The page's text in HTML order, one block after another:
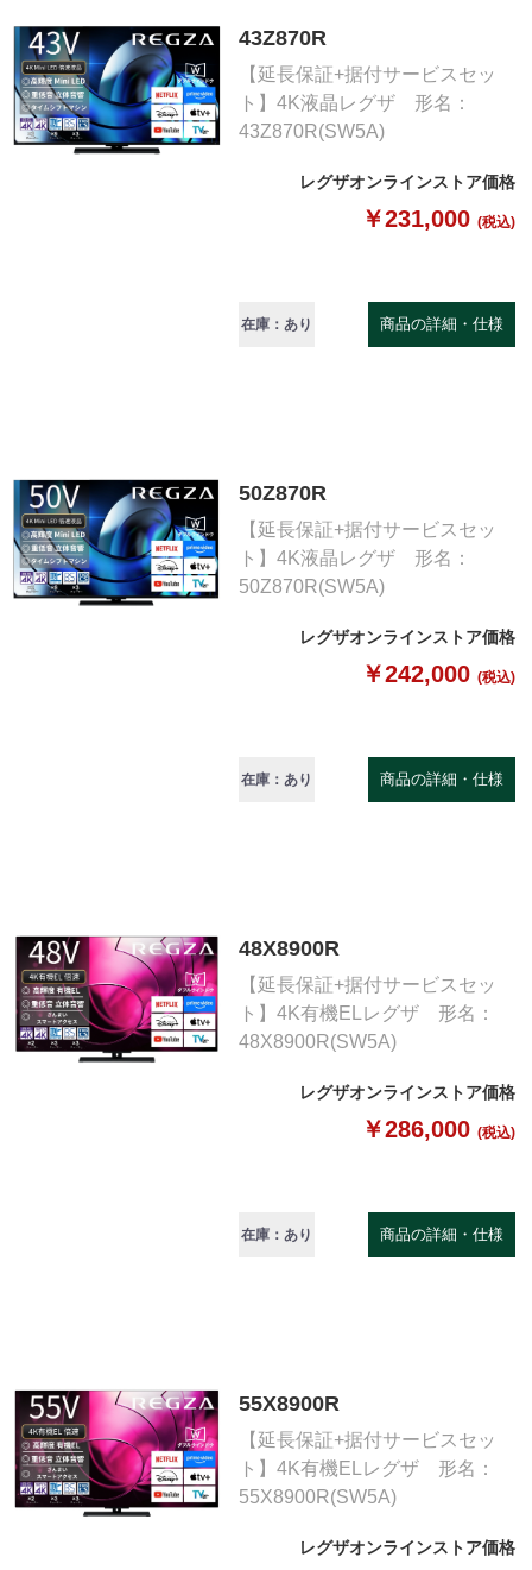
43Z870R
【延長保証+据付サービスセッ
ト】4K液晶レグザ 形名：
43Z870R(SW5A)
レグザオンラインストア価格
￥231,000 (税込)
在庫：あり 商品の詳細・仕様
50Z870R
【延長保証+据付サービスセッ
ト】4K液晶レグザ 形名：
50Z870R(SW5A)
レグザオンラインストア価格
￥242,000 (税込)
在庫：あり 商品の詳細・仕様
48X8900R
【延長保証+据付サービスセッ
ト】4K有機ELレグザ 形名：
48X8900R(SW5A)
レグザオンラインストア価格
￥286,000 (税込)
在庫：あり 商品の詳細・仕様
55X8900R
【延長保証+据付サービスセッ
ト】4K有機ELレグザ 形名：
55X8900R(SW5A)
レグザオンラインストア価格